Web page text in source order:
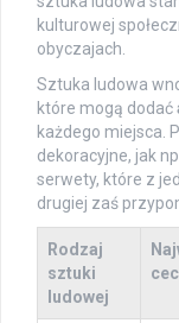
kulturowej
obyczajach.
Sztuka ludowa
które mogą dodać
każdego miejsca.
dekoracyjne, jak
serwety, które z
drugiej zaś
Rodzaj
sztuki
ludowej